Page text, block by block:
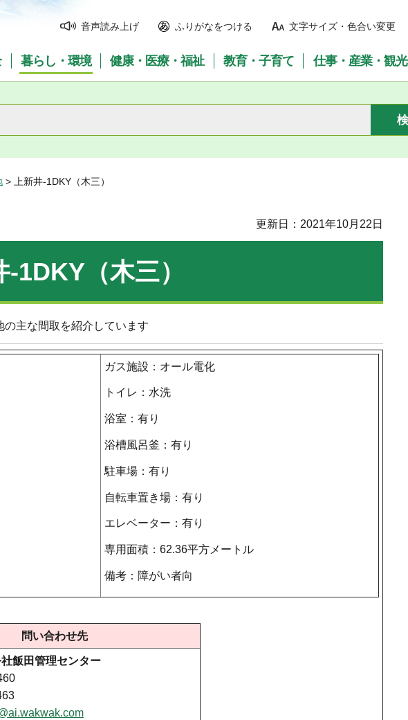
音声読み上げ ふりがなをつける 文字サイズ・色合い変更
暮らし・環境 健康・医療・福祉 教育・子育て 仕事・産業・観光
> 上新井-1DKY（木三）
更新日：2021年10月22日
1DKY（木三）
の主な間取を紹介しています
ガス施設：オール電化
トイレ：水洗
浴室：有り
浴槽風呂釜：有り
駐車場：有り
自転車置き場：有り
エレベーター：有り
専用面積：62.36平方メートル
備考：障がい者向
問い合わせ先
飯田管理センター